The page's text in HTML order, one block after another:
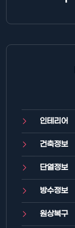
인테리어
건축정보
단열정보
방수정보
원상복구